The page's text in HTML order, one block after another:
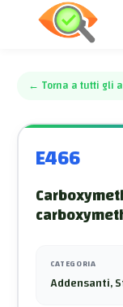
← Torna a tutti gli
E466
CATEGORIA
Addensanti,